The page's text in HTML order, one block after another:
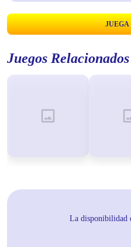
JUEGA
Juegos Relacionados
La disponibilidad